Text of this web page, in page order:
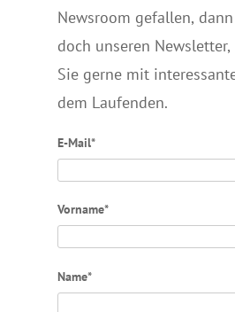
Newsroom gefallen,
doch unseren
Sie gerne mit
dem Laufenden.
E-Mail*
Vorname*
Name*